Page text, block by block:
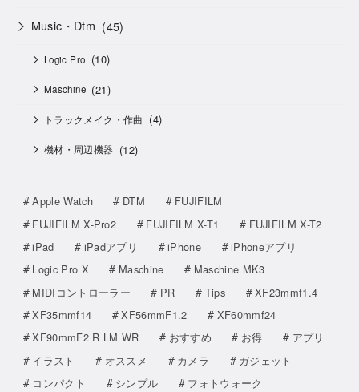
Music・Dtm (45)
Logic Pro (10)
Maschine (21)
トラックメイク・作曲 (4)
機材・周辺機器 (12)
Apple Watch DTM
FUJIFILM
FUJIFILM X-Pro2
FUJIFILM X-T1
FUJIFILM X-T2
iPad
iPadアプリ iPhone
iPhoneアプリ
Logic Pro X
Maschine
Maschine MK3
MIDIコントローラー
PR Tips
XF23mmf1.4
XF35mmf14
XF56mmF1.2
XF60mmf24
XF90mmF2 R LM WR
おすすめ お得
アプリ
イラスト
オススメ カメラ
ガジェット
コンパクト
シンプル
フォトウォーク